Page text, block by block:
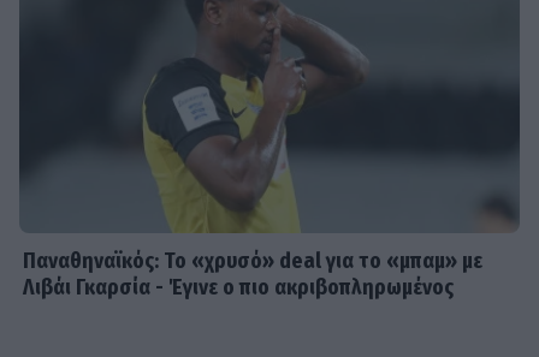
Παναθηναϊκός: Το «χρυσό» deal για το «μπαμ» με
Λιβάι Γκαρσία - Έγινε ο πιο ακριβοπληρωμένος